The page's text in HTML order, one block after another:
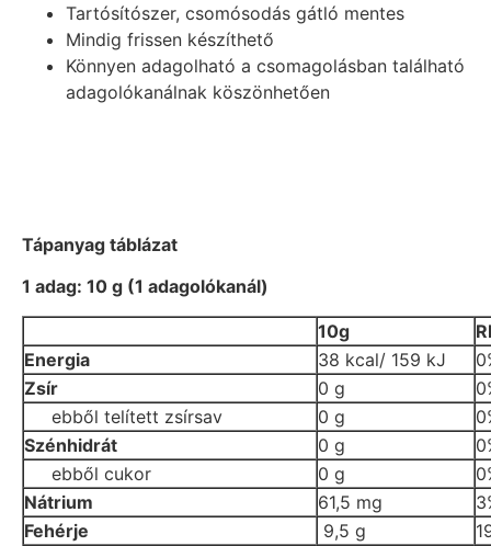
Tartósítószer, csomósodás gátló mentes
Mindig frissen készíthető
Könnyen adagolható a csomagolásban található
adagolókanálnak köszönhetően
Tápanyag táblázat
1 adag: 10 g (1 adagolókanál)
10g
Energia
38 kcal/ 159 kJ
Zsír
0 g
ebből telített zsírsav
0 g
Szénhidrát
0 g
ebből cukor
0 g
Nátrium
61,5 mg
Fehérje
9,5 g